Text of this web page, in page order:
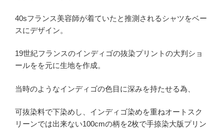
40sフランス美容師が着ていたと推測されるシャツをベー
スにデザイン。
19世紀フランスのインディゴの抜染プリントの大判ショ
ールをを元に生地を作成。
当時のようなインディゴの色目に深みを持たせる為、
可抜染料で下染めし、インディゴ染めを重ねオートスク
リーンでは出来ない100cmの柄を2枚で手捺染大版プリン